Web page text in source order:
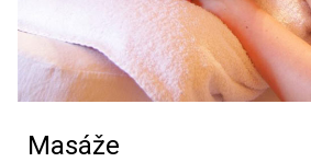
Masáže